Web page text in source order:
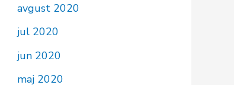
avgust 2020
jul 2020
jun 2020
maj 2020